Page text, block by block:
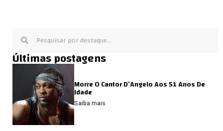
Últimas postagens
Morre O Cantor D’Angelo Aos 51 Anos De
Idade
Saiba mais